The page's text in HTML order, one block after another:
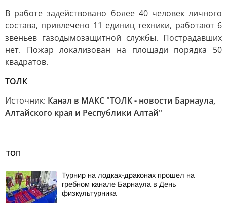
В работе задействовано более 40 человек личного
состава, привлечено 11 единиц техники, работают 6
звеньев газодымозащитной службы. Пострадавших
нет. Пожар локализован на площади порядка 50
квадратов.
ТОЛК
Источник: Канал в МАКС "ТОЛК - новости Барнаула,
Алтайского края и Республики Алтай"
ТОП
Турнир на лодках-драконах прошел на
гребном канале Барнаула в День
физкультурника